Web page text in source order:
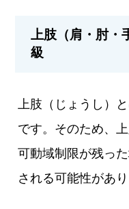
上肢（肩・肘・
級
上肢（じょうし）
です。そのため、
可動域制限が残っ
される可能性があり